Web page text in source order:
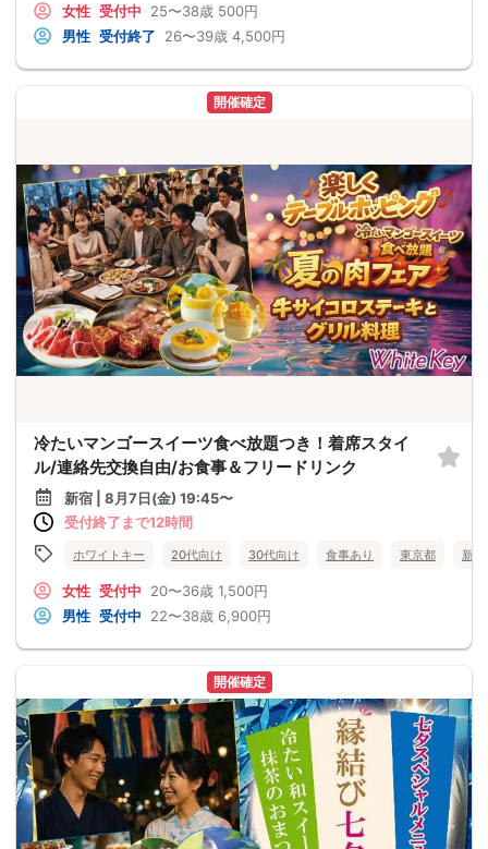
女性 受付中 25〜38歳 500円
男性 受付終了 26〜39歳 4,500円
開催確定
冷たいマンゴースイーツ食べ放題つき！着席スタイ
ル/連絡先交換自由/お食事＆フリードリンク
新宿 | 8月7日(金) 19:45〜
受付終了まで12時間
ホワイトキー 20代向け 30代向け 食事あり 東京都 新宿
女性 受付中 20〜36歳 1,500円
男性 受付中 22〜38歳 6,900円
開催確定